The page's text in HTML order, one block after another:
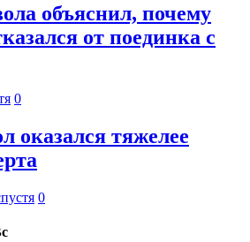
объяснил, почему
от поединка с
0
оказался тяжелее
0